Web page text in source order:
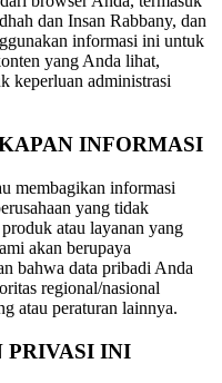
dan Insan Rabbany, dan
informasi ini untuk
yang Anda lihat,
keperluan administrasi
INFORMASI
membagikan informasi
yang tidak
atau layanan yang
akan berupaya
bahwa data pribadi Anda
regional/nasional
atau peraturan lainnya.
PRIVASI INI